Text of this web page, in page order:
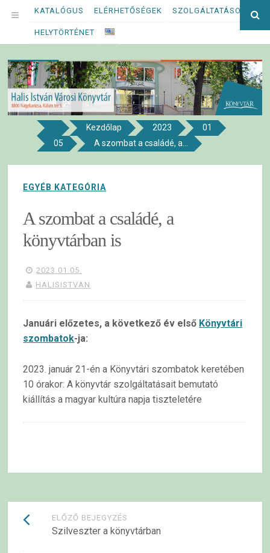
Megszakítás
OPEN
MENU
KATALÓGUS ELÉRHETŐSÉGEK SZOLGÁLTATÁSOK
HELYTÖRTÉNET
Halis István Városi Könyvtár
8800 NAGYKANIZSA, KÁLVIN TÉR 5.
Kezdőlap 2023
01
05
A szombat a családé, a...
EGYÉB KATEGÓRIA
A szombat a családé, a
könyvtárban is
2023.01.05.
HALISISTVAN
Januári előzetes, a következő év első Könyvtári
szombatok-ja:
2023. január 21-én a Könyvtári szombatok keretében
10 órakor: A könyvtár szolgáltatásait bemutató
kiállítás a magyar kultúra napja tiszteletére
Bejegyzések
navigációja
ELŐZŐ BEJEGYZÉS
Szilveszter a könyvtárban